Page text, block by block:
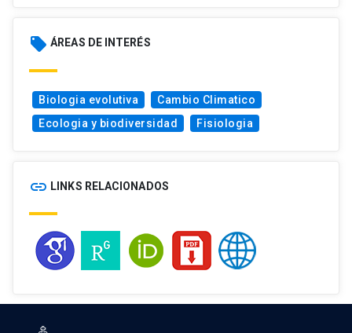
local_offer ÁREAS DE INTERÉS
Biologia evolutiva
Cambio Climatico
Ecologia y biodiversidad
Fisiologia
link LINKS RELACIONADOS